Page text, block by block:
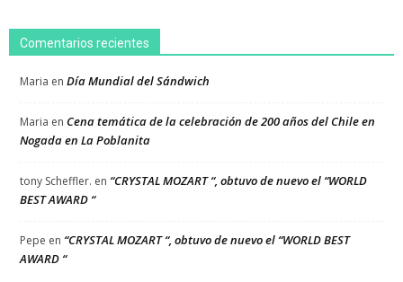
Comentarios recientes
Maria en Día Mundial del Sándwich
Maria en Cena temática de la celebración de 200 años del Chile en
Nogada en La Poblanita
tony Scheffler. en “CRYSTAL MOZART “, obtuvo de nuevo el “WORLD
BEST AWARD “
Pepe en “CRYSTAL MOZART “, obtuvo de nuevo el “WORLD BEST
AWARD “